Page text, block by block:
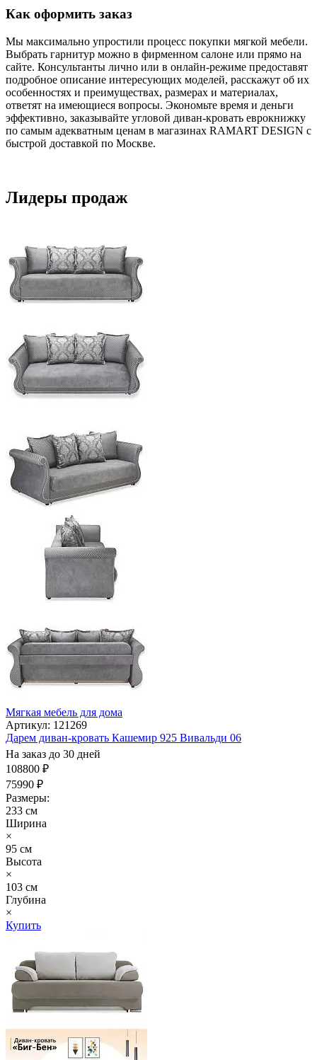
Как оформить заказ
Мы максимально упростили процесс покупки мягкой мебели.
Выбрать гарнитур можно в фирменном салоне или прямо на
сайте. Консультанты лично или в онлайн-режиме предоставят
подробное описание интересующих моделей, расскажут об их
особенностях и преимуществах, размерах и материалах,
ответят на имеющиеся вопросы. Экономьте время и деньги
эффективно, заказывайте угловой диван-кровать еврокнижку
по самым адекватным ценам в магазинах RAMART DESIGN с
быстрой доставкой по Москве.
Лидеры продаж
Мягкая мебель для дома
Артикул: 121269
Дарем диван-кровать Кашемир 925 Вивальди 06
На заказ до 30 дней
108800 ₽
75990 ₽
Размеры:
233 см
Ширина
×
95 см
Высота
×
103 см
Глубина
×
Купить